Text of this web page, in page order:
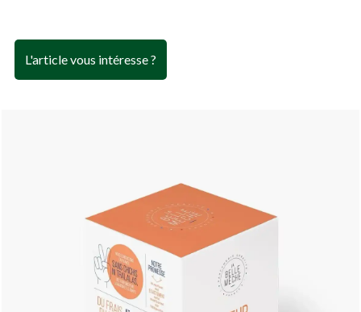
L'article vous intéresse ?